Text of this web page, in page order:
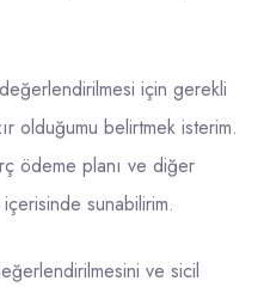
için gerekli
olduğumu belirtmek isterim.
ödeme planı ve diğer
sunabilirim.
ve sicil